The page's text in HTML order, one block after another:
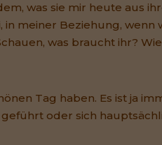
was sie mir heute aus
in meiner Beziehung, wenn
was braucht ihr?
Tag haben. Es ist ja
oder sich